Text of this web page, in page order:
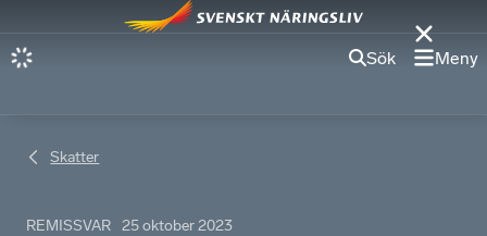
Sök Meny
Skatter
REMISSVAR 25 oktober 2023